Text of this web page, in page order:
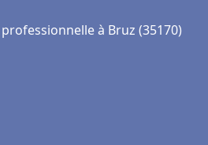
à Bruz (35170)